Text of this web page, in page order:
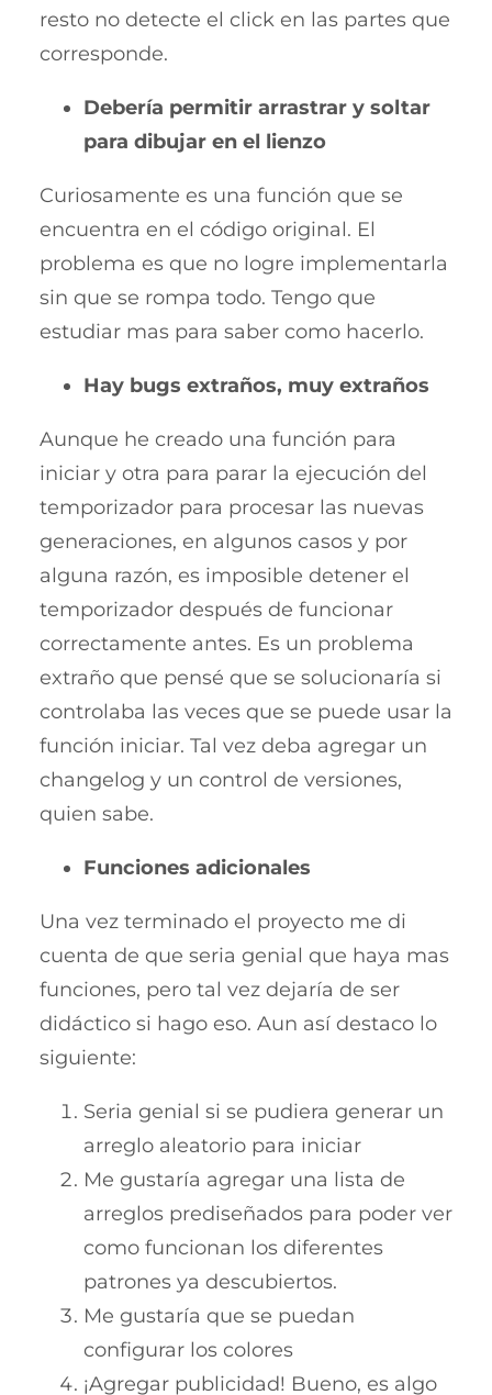
resto no detecte el click en las partes que
corresponde.
Debería permitir arrastrar y soltar
para dibujar en el lienzo
Curiosamente es una función que se
encuentra en el código original. El
problema es que no logre implementarla
sin que se rompa todo. Tengo que
estudiar mas para saber como hacerlo.
Hay bugs extraños, muy extraños
Aunque he creado una función para
iniciar y otra para parar la ejecución del
temporizador para procesar las nuevas
generaciones, en algunos casos y por
alguna razón, es imposible detener el
temporizador después de funcionar
correctamente antes. Es un problema
extraño que pensé que se solucionaría si
controlaba las veces que se puede usar la
función iniciar. Tal vez deba agregar un
changelog y un control de versiones,
quien sabe.
Funciones adicionales
Una vez terminado el proyecto me di
cuenta de que seria genial que haya mas
funciones, pero tal vez dejaría de ser
didáctico si hago eso. Aun así destaco lo
siguiente:
Seria genial si se pudiera generar un
arreglo aleatorio para iniciar
Me gustaría agregar una lista de
arreglos prediseñados para poder ver
como funcionan los diferentes
patrones ya descubiertos.
Me gustaría que se puedan
configurar los colores
¡Agregar publicidad! Bueno, es algo